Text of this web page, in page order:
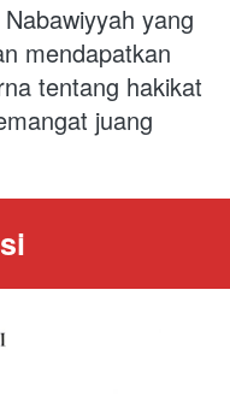
yang
mendapatkan
tentang hakikat
juang